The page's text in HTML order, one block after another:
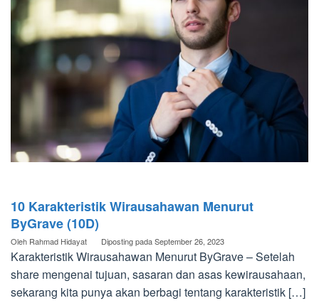
10 Karakteristik Wirausahawan Menurut
ByGrave (10D)
Oleh Rahmad Hidayat Diposting padaSeptember 26, 2023
Karakteristik Wirausahawan Menurut ByGrave – Setelah
share mengenai tujuan, sasaran dan asas kewirausahaan,
sekarang kita punya akan berbagi tentang karakteristik […]